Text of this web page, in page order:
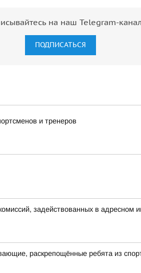
на наш Telegram-канал
ПОДПИСАТЬСЯ
и тренеров
задействованных в адресном
раскрепощённые ребята из